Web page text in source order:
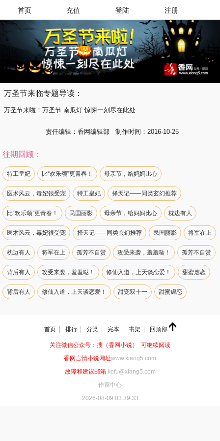
首页 充值 登陆 注册
万圣节来临专题导读：
万圣节来啦！万圣节 南瓜灯 惊悚一刻尽在此处
责任编辑：香网编辑部 制作时间：2016-10-25
往期回顾：
特工皇妃 比“欢乐颂”更青春！ 母亲节，给妈妈比心
医术风云，毒妃很受宠 特工皇妃 择天记——同类玄幻推荐
比“欢乐颂”更青春！ 民国丽影 母亲节，给妈妈比心 枕边有人
医术风云，毒妃很受宠 择天记——同类玄幻推荐 民国丽影 将军在上
枕边有人 将军在上 孤芳不自赏 攻受来袭，羞羞哒！ 孤芳不自赏
背后有人 攻受来袭，羞羞哒！ 修仙入道，上天谈恋爱！ 甜蜜虐恋
背后有人 修仙入道，上天谈恋爱！ 甜宠双十一 甜蜜虐恋
浪漫七夕 有妖气！！ 来一筐萌宠 宅腐萌文推荐
好友推荐 “欢乐颂”来袭！ 不一样的视觉盛宴
总裁文推荐
首页 排行 分类 完本 书架 回顶部
关注微信公众号：搜（香网小说） 可继续阅读
香网言情小说网址www.xiang5.com
故障和建议邮箱kefu@xiang5.com
作家中心
2026-08-09 03:39:33